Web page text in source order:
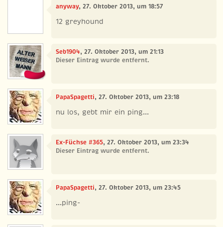
anyway, 27. Oktober 2013, um 18:57
12 greyhound
Seb1904, 27. Oktober 2013, um 21:13
Dieser Eintrag wurde entfernt.
PapaSpagetti, 27. Oktober 2013, um 23:18
nu los, gebt mir ein ping...
Ex-Füchse #365, 27. Oktober 2013, um 23:34
Dieser Eintrag wurde entfernt.
PapaSpagetti, 27. Oktober 2013, um 23:45
...ping-